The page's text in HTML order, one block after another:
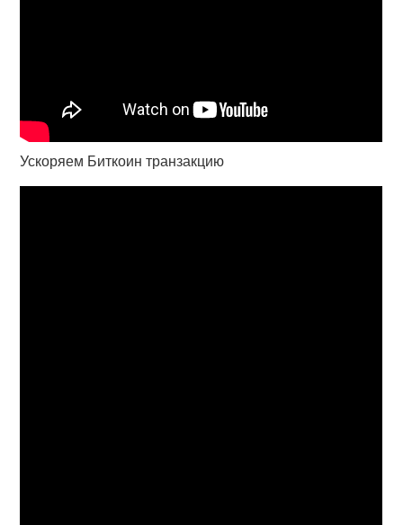
Ускоряем Биткоин транзакцию